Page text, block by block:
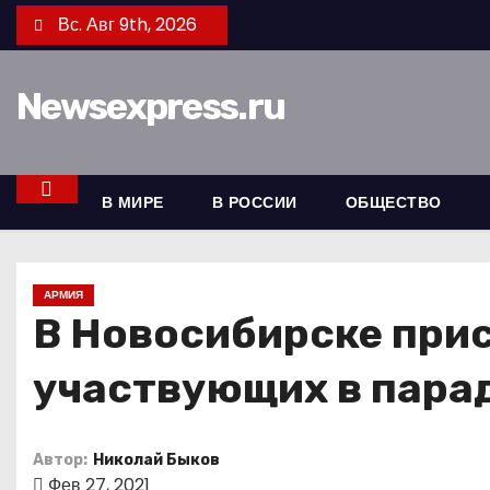
е
к
Вс. Авг 9th, 2026
Newsexpress.ru
В МИРЕ В РОССИИ ОБЩЕСТВО
АРМИЯ
В Новосибирске
участвующих в
Автор: Николай Быков